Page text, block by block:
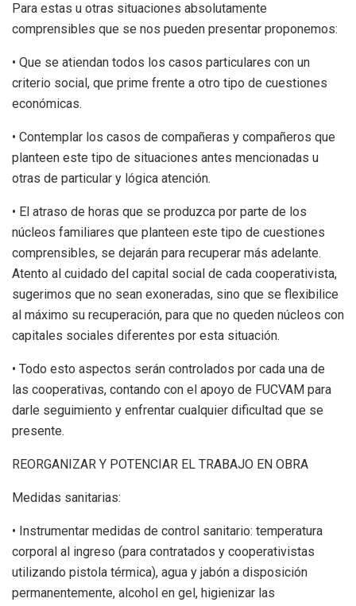
Para estas u otras situaciones absolutamente
comprensibles que se nos pueden presentar proponemos:
• Que se atiendan todos los casos particulares con un
criterio social, que prime frente a otro tipo de cuestiones
económicas.
• Contemplar los casos de compañeras y compañeros que
planteen este tipo de situaciones antes mencionadas u
otras de particular y lógica atención.
• El atraso de horas que se produzca por parte de los
núcleos familiares que planteen este tipo de cuestiones
comprensibles, se dejarán para recuperar más adelante.
Atento al cuidado del capital social de cada cooperativista,
sugerimos que no sean exoneradas, sino que se flexibilice
al máximo su recuperación, para que no queden núcleos con
capitales sociales diferentes por esta situación.
• Todo esto aspectos serán controlados por cada una de
las cooperativas, contando con el apoyo de FUCVAM para
darle seguimiento y enfrentar cualquier dificultad que se
presente.
REORGANIZAR Y POTENCIAR EL TRABAJO EN OBRA
Medidas sanitarias:
• Instrumentar medidas de control sanitario: temperatura
corporal al ingreso (para contratados y cooperativistas
utilizando pistola térmica), agua y jabón a disposición
permanentemente, alcohol en gel, higienizar las